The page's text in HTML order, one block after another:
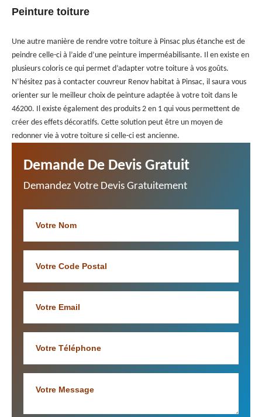
Peinture toiture
Une autre manière de rendre votre toiture à Pinsac plus étanche est de
peindre celle-ci à l’aide d’une peinture imperméabilisante. Il en existe en
plusieurs coloris ce qui permet d’adapter votre toiture à vos goûts.
N’hésitez pas à contacter couvreur Renov habitat à Pinsac, il saura vous
orienter sur le meilleur choix de peinture adaptée à votre toit dans le
46200. Il existe également des produits 2 en 1 qui vous permettent de
créer des effets décoratifs. Cette solution peut être un moyen de
redonner vie à votre toiture si celle-ci est ancienne.
Demande De Devis Gratuit
Demandez Votre Devis Gratuitement